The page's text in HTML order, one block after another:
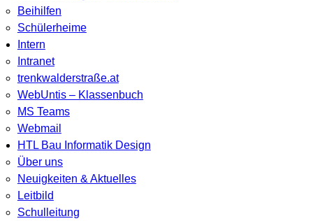
Beihilfen
Schülerheime
Intern
Intranet
trenkwalderstraße.at
WebUntis – Klassenbuch
MS Teams
Webmail
HTL Bau Informatik Design
Über uns
Neuigkeiten & Aktuelles
Leitbild
Schulleitung